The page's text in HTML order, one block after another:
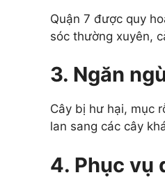
Quận 7 được quy
sóc thường xuyên,
3. Ngăn
Cây bị hư hại, mục
lan sang các cây
4. Phục vụ